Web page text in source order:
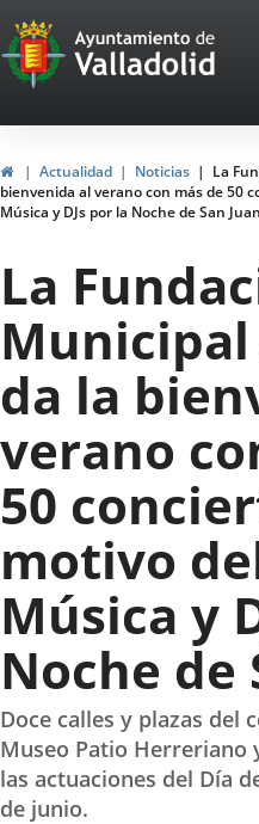
Portal
Web
del
de
Valladolid
InicioActualidad Noticias
La
bienvenida al verano con más de 50
Música y DJs por la Noche de San Juan
La
da la
verano
50
motivo
Música y
Noche de
Doce calles y plazas del
Museo Patio Herreriano
las actuaciones del Día
de junio.